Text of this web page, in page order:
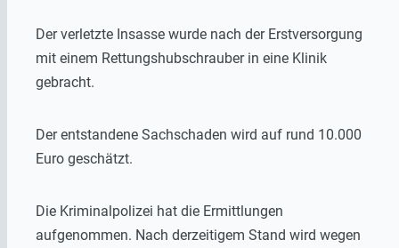
Der verletzte Insasse wurde nach der Erstversorgung
mit einem Rettungshubschrauber in eine Klinik
gebracht.
Der entstandene Sachschaden wird auf rund 10.000
Euro geschätzt.
Die Kriminalpolizei hat die Ermittlungen
aufgenommen. Nach derzeitigem Stand wird wegen